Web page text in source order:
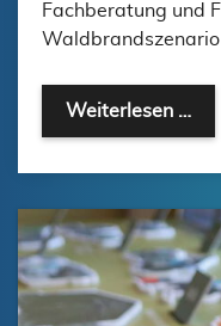
Fachberatung und
Waldbrandszenario
Weiterlesen …